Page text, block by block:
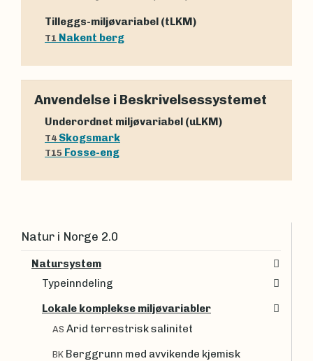
Tilleggs-miljøvariabel (tLKM)
T1 Nakent berg
Anvendelse i Beskrivelsessystemet
Underordnet miljøvariabel (uLKM)
T4 Skogsmark
T15 Fosse-eng
Natur i Norge 2.0
Natursystem
Typeinndeling
Lokale komplekse miljøvariabler
AS Arid terrestrisk salinitet
BK Berggrunn med avvikende kjemisk